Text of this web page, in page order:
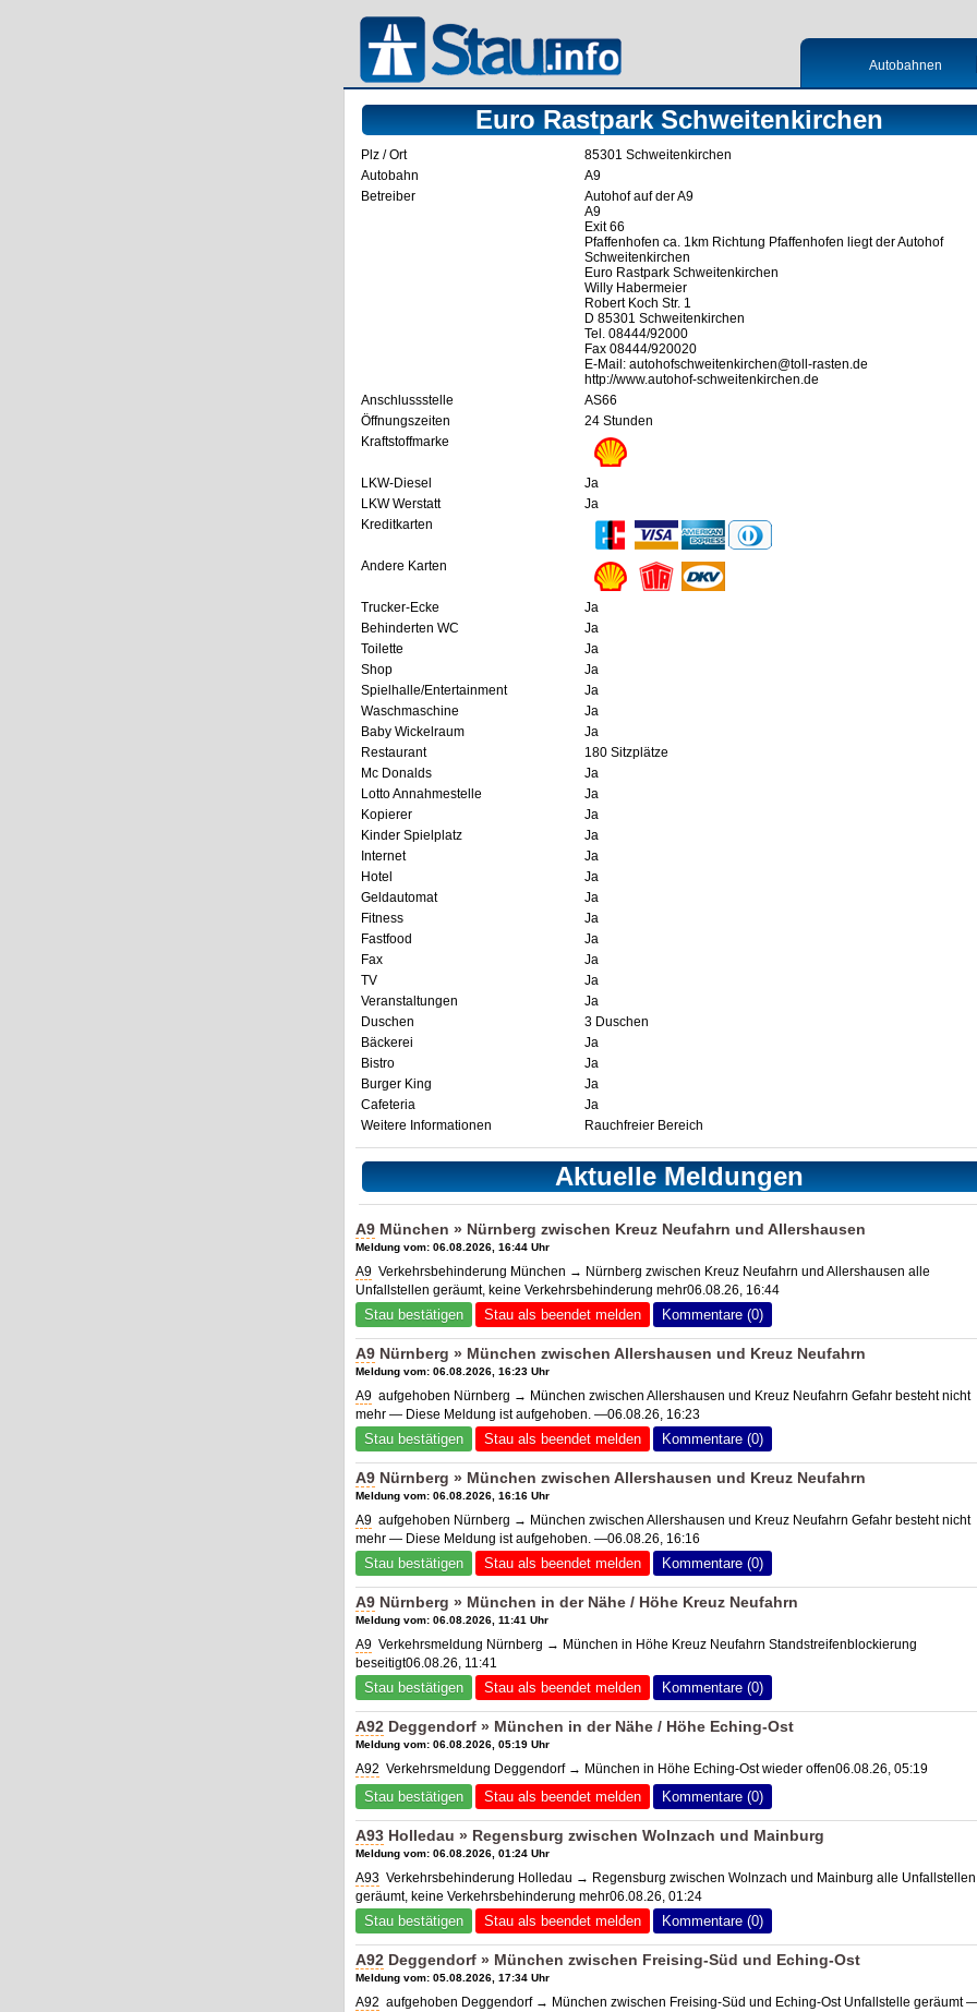
Autobahnen
Euro Rastpark Schweitenkirchen
Plz / Ort
85301 Schweitenkirchen
Autobahn
A9
Betreiber
Autohof auf der A9
A9
Exit 66
Pfaffenhofen ca. 1km Richtung Pfaffenhofen liegt der Autohof
Schweitenkirchen
Euro Rastpark Schweitenkirchen
Willy Habermeier
Robert Koch Str. 1
D 85301 Schweitenkirchen
Tel. 08444/92000
Fax 08444/920020
E-Mail: autohofschweitenkirchen@toll-rasten.de
http://www.autohof-schweitenkirchen.de
Anschlussstelle
AS66
Öffnungszeiten
24 Stunden
Kraftstoffmarke
LKW-Diesel
Ja
LKW Werstatt
Ja
Kreditkarten
Andere Karten
Trucker-Ecke
Ja
Behinderten WC
Ja
Toilette
Ja
Shop
Ja
Spielhalle/Entertainment
Ja
Waschmaschine
Ja
Baby Wickelraum
Ja
Restaurant
180 Sitzplätze
Mc Donalds
Ja
Lotto Annahmestelle
Ja
Kopierer
Ja
Kinder Spielplatz
Ja
Internet
Ja
Hotel
Ja
Geldautomat
Ja
Fitness
Ja
Fastfood
Ja
Fax
Ja
TV
Ja
Veranstaltungen
Ja
Duschen
3 Duschen
Bäckerei
Ja
Bistro
Ja
Burger King
Ja
Cafeteria
Ja
Weitere Informationen
Rauchfreier Bereich
Aktuelle Meldungen
A9 München » Nürnberg zwischen Kreuz Neufahrn und Allershausen
Meldung vom: 06.08.2026, 16:44 Uhr
A9 Verkehrsbehinderung München → Nürnberg zwischen Kreuz Neufahrn und Allershausen alle
Unfallstellen geräumt, keine Verkehrsbehinderung mehr06.08.26, 16:44
Stau bestätigen Stau als beendet melden Kommentare (0)
A9 Nürnberg » München zwischen Allershausen und Kreuz Neufahrn
Meldung vom: 06.08.2026, 16:23 Uhr
A9 aufgehoben Nürnberg → München zwischen Allershausen und Kreuz Neufahrn Gefahr besteht nicht
mehr — Diese Meldung ist aufgehoben. —06.08.26, 16:23
Stau bestätigen Stau als beendet melden Kommentare (0)
A9 Nürnberg » München zwischen Allershausen und Kreuz Neufahrn
Meldung vom: 06.08.2026, 16:16 Uhr
A9 aufgehoben Nürnberg → München zwischen Allershausen und Kreuz Neufahrn Gefahr besteht nicht
mehr — Diese Meldung ist aufgehoben. —06.08.26, 16:16
Stau bestätigen Stau als beendet melden Kommentare (0)
A9 Nürnberg » München in der Nähe / Höhe Kreuz Neufahrn
Meldung vom: 06.08.2026, 11:41 Uhr
A9 Verkehrsmeldung Nürnberg → München in Höhe Kreuz Neufahrn Standstreifenblockierung
beseitigt06.08.26, 11:41
Stau bestätigen Stau als beendet melden Kommentare (0)
A92 Deggendorf » München in der Nähe / Höhe Eching-Ost
Meldung vom: 06.08.2026, 05:19 Uhr
A92 Verkehrsmeldung Deggendorf → München in Höhe Eching-Ost wieder offen06.08.26, 05:19
Stau bestätigen Stau als beendet melden Kommentare (0)
A93 Holledau » Regensburg zwischen Wolnzach und Mainburg
Meldung vom: 06.08.2026, 01:24 Uhr
A93 Verkehrsbehinderung Holledau → Regensburg zwischen Wolnzach und Mainburg alle Unfallstellen
geräumt, keine Verkehrsbehinderung mehr06.08.26, 01:24
Stau bestätigen Stau als beendet melden Kommentare (0)
A92 Deggendorf » München zwischen Freising-Süd und Eching-Ost
Meldung vom: 05.08.2026, 17:34 Uhr
A92 aufgehoben Deggendorf → München zwischen Freising-Süd und Eching-Ost Unfallstelle geräumt